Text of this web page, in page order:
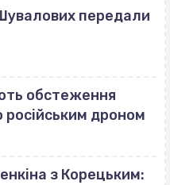
передали
обстеження
дроном
з Корецьким: